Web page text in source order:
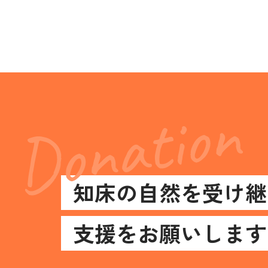
知床の自然を受け
支援をお願いします